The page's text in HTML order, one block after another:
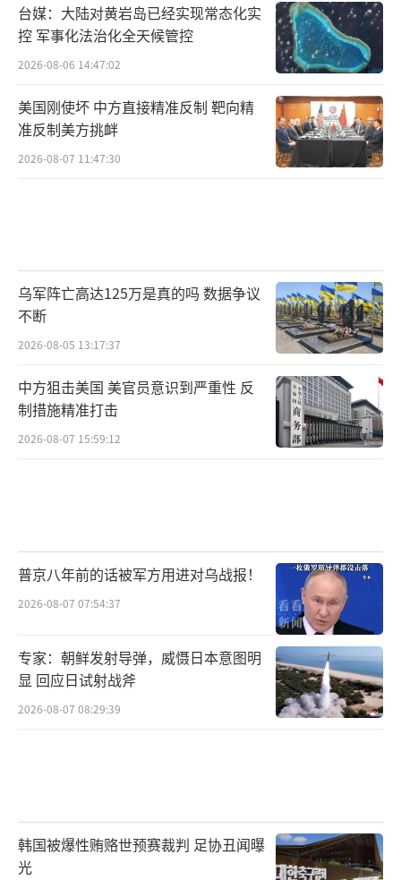
台媒：大陆对黄岩岛已经实现常态化实
控 军事化法治化全天候管控
2026-08-06 14:47:02
美国刚使坏 中方直接精准反制 靶向精
准反制美方挑衅
2026-08-07 11:47:30
乌军阵亡高达125万是真的吗 数据争议
不断
2026-08-05 13:17:37
中方狙击美国 美官员意识到严重性 反
制措施精准打击
2026-08-07 15:59:12
普京八年前的话被军方用进对乌战报！
2026-08-07 07:54:37
专家：朝鲜发射导弹，威慑日本意图明
显 回应日试射战斧
2026-08-07 08:29:39
韩国被爆性贿赂世预赛裁判 足协丑闻曝
光